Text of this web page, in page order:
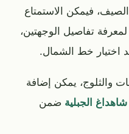
فيمكن الاستمتاع
لمعرفة تفاصيل الوجهتين،
اختيار خط الشمال.
والثلوج، يمكن إضافة
شاهداغ الجبلية ضمن